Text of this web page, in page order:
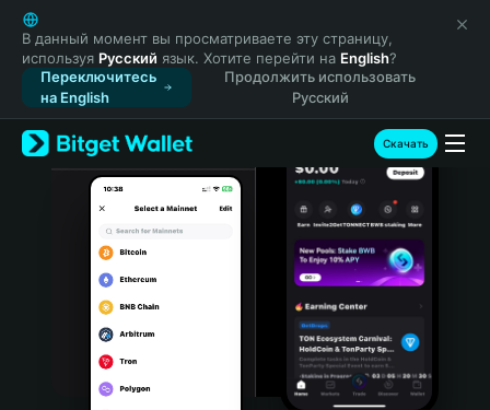
English
日本語
Tiếng Việt
Русский
Español (Latinoamérica)
Türkçe
Italiano
Português (Portugal)
Bahasa Indonesia
В данный момент вы просматриваете эту страницу,
используя Русский язык. Хотите перейти на English?
Переключитесь
на English
Продолжить использовать
Русский
Скачать